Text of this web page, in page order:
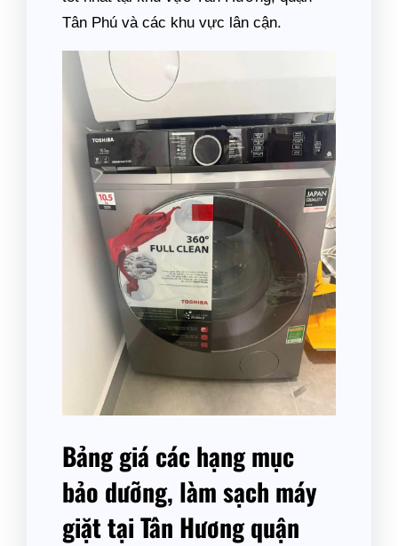
Tân Phú và các khu vực lân cận.
Bảng giá các hạng mục
bảo dưỡng, làm sạch máy
giặt tại Tân Hương quận